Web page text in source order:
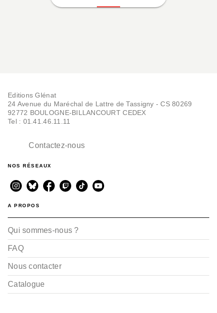
Editions Glénat
24 Avenue du Maréchal de Lattre de Tassigny - CS 80269
92772 BOULOGNE-BILLANCOURT CEDEX
Tel : 01.41.46.11.11
Contactez-nous
NOS RÉSEAUX
A PROPOS
Qui sommes-nous ?
FAQ
Nous contacter
Catalogue